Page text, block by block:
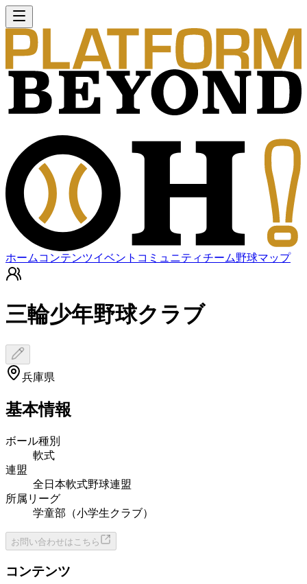
ホーム コンテンツイベント コミュニティチーム野球マップ
三輪少年野球クラブ
兵庫県
基本情報
ボール種別
軟式
連盟
全日本軟式野球連盟
所属リーグ
学童部（小学生クラブ）
お問い合わせはこちら
コンテンツ